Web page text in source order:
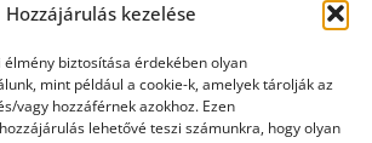
Hozzájárulás kezelése
biztosítása érdekében olyan
mint például a cookie-k, amelyek tárolják az
vagy hozzáférnek azokhoz. Ezen
lehetővé teszi számunkra, hogy olyan